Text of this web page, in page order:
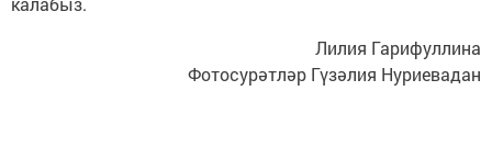
Лилия Гарифуллина
Фотосурәтләр Гүзәлия Нуриевадан